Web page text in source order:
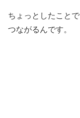
ちょっとしたこと
つながるんです。